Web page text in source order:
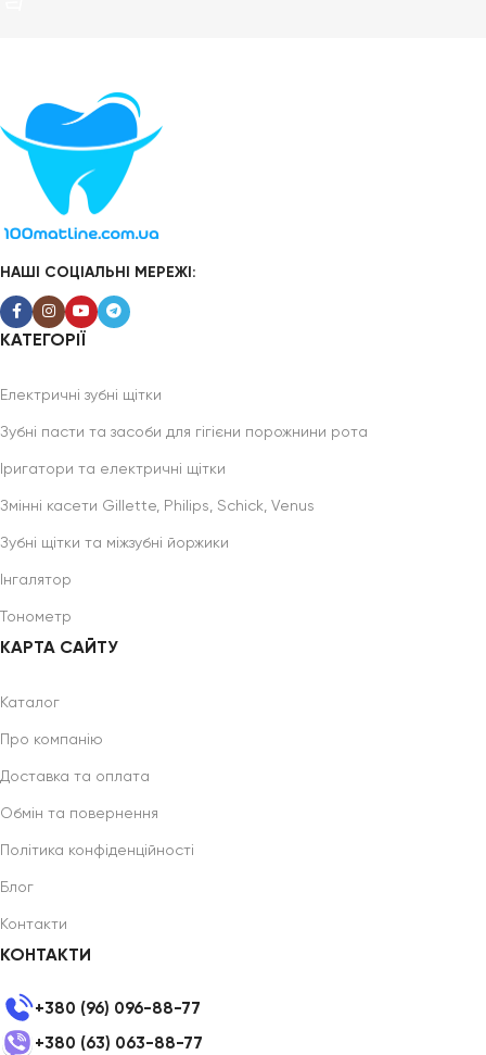
НАШІ СОЦІАЛЬНІ МЕРЕЖІ:
КАТЕГОРІЇ
Електричні зубні щітки
Зубні пасти та засоби для гігієни порожнини рота
Іригатори та електричні щітки
Змінні касети Gillette, Philips, Schick, Venus
Зубні щітки та міжзубні йоржики
Інгалятор
Тонометр
КАРТА САЙТУ
Каталог
Про компанію
Доставка та оплата
Обмін та повернення
Політика конфіденційності
Блог
Контакти
КОНТАКТИ
+380 (96) 096-88-77
+380 (63) 063-88-77